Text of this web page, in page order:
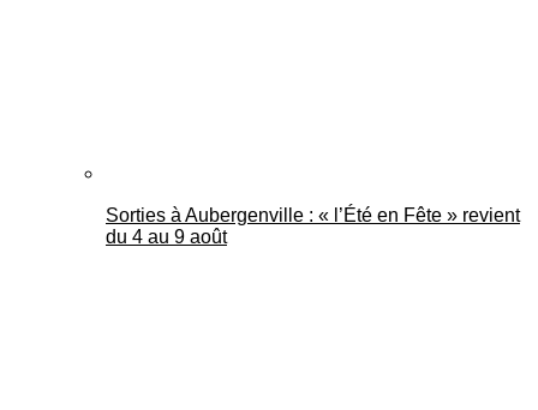
Sorties à Aubergenville : « l’Été en Fête » revient
du 4 au 9 août